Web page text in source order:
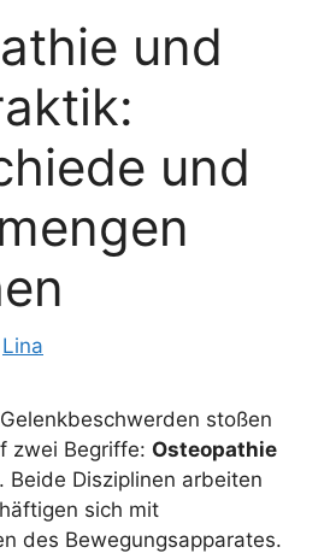
und
und
Lina
stoßen
zwei Begriffe: Osteopathie
. Beide Disziplinen arbeiten
sich mit
des Bewegungsapparates.